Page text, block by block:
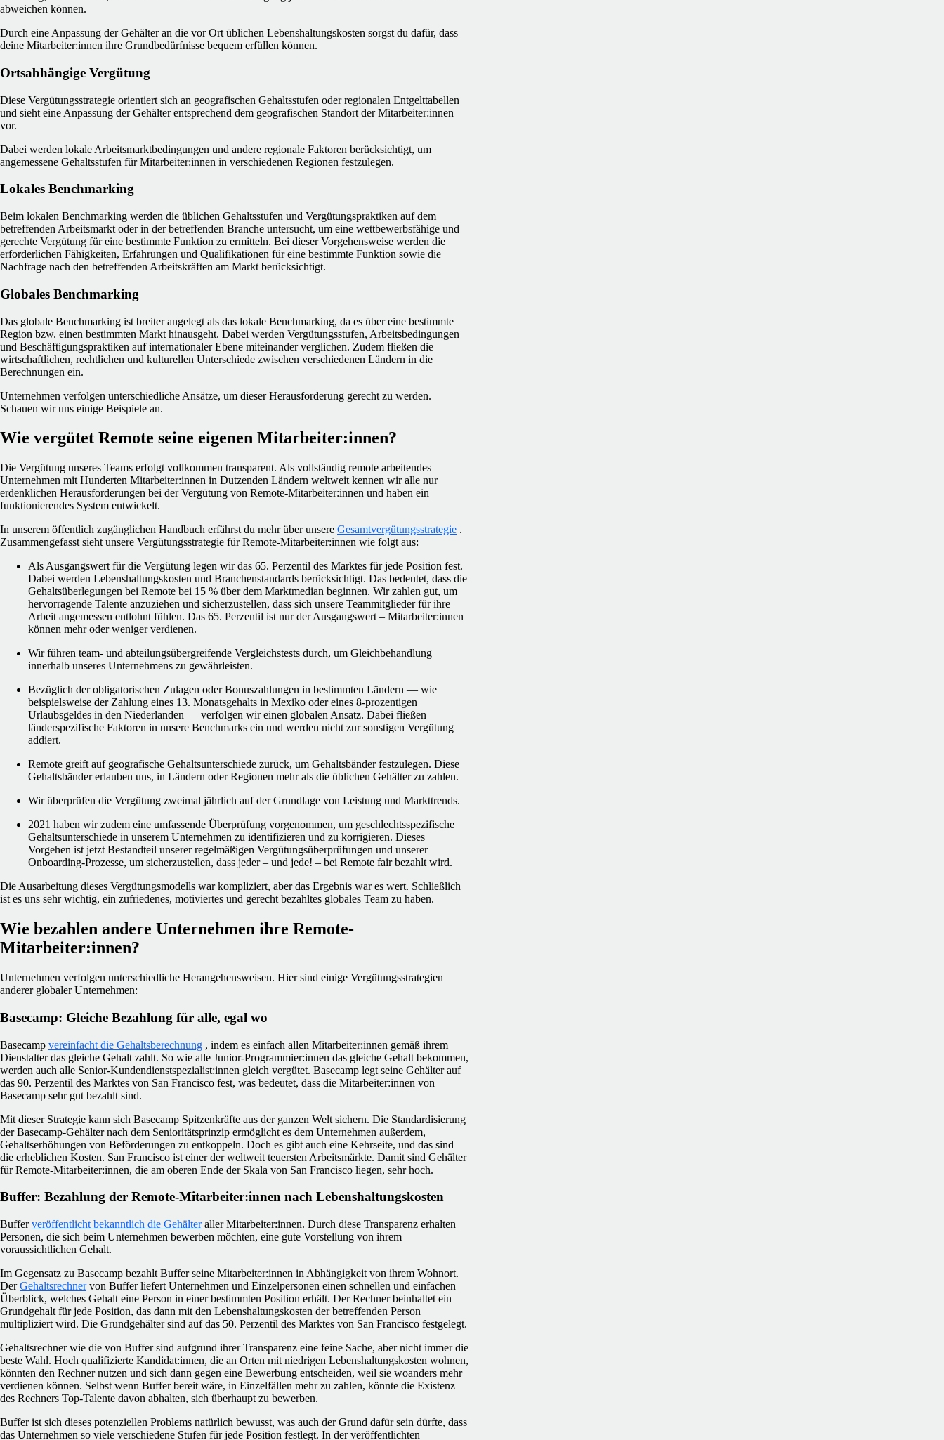
abweichen können.
Durch eine Anpassung der Gehälter an die vor Ort üblichen Lebenshaltungskosten sorgst du dafür, dass
deine Mitarbeiter:innen ihre Grundbedürfnisse bequem erfüllen können.
Ortsabhängige Vergütung
Diese Vergütungsstrategie orientiert sich an geografischen Gehaltsstufen oder regionalen Entgelttabellen
und sieht eine Anpassung der Gehälter entsprechend dem geografischen Standort der Mitarbeiter:innen
vor.
Dabei werden lokale Arbeitsmarktbedingungen und andere regionale Faktoren berücksichtigt, um
angemessene Gehaltsstufen für Mitarbeiter:innen in verschiedenen Regionen festzulegen.
Lokales Benchmarking
Beim lokalen Benchmarking werden die üblichen Gehaltsstufen und Vergütungspraktiken auf dem
betreffenden Arbeitsmarkt oder in der betreffenden Branche untersucht, um eine wettbewerbsfähige und
gerechte Vergütung für eine bestimmte Funktion zu ermitteln. Bei dieser Vorgehensweise werden die
erforderlichen Fähigkeiten, Erfahrungen und Qualifikationen für eine bestimmte Funktion sowie die
Nachfrage nach den betreffenden Arbeitskräften am Markt berücksichtigt.
Globales Benchmarking
Das globale Benchmarking ist breiter angelegt als das lokale Benchmarking, da es über eine bestimmte
Region bzw. einen bestimmten Markt hinausgeht. Dabei werden Vergütungsstufen, Arbeitsbedingungen
und Beschäftigungspraktiken auf internationaler Ebene miteinander verglichen. Zudem fließen die
wirtschaftlichen, rechtlichen und kulturellen Unterschiede zwischen verschiedenen Ländern in die
Berechnungen ein.
Unternehmen verfolgen unterschiedliche Ansätze, um dieser Herausforderung gerecht zu werden.
Schauen wir uns einige Beispiele an.
Wie vergütet Remote seine eigenen Mitarbeiter:innen?
Die Vergütung unseres Teams erfolgt vollkommen transparent. Als vollständig remote arbeitendes
Unternehmen mit Hunderten Mitarbeiter:innen in Dutzenden Ländern weltweit kennen wir alle nur
erdenklichen Herausforderungen bei der Vergütung von Remote-Mitarbeiter:innen und haben ein
funktionierendes System entwickelt.
In unserem öffentlich zugänglichen Handbuch erfährst du mehr über unsere Gesamtvergütungsstrategie .
Zusammengefasst sieht unsere Vergütungsstrategie für Remote-Mitarbeiter:innen wie folgt aus:
Als Ausgangswert für die Vergütung legen wir das 65. Perzentil des Marktes für jede Position fest.
Dabei werden Lebenshaltungskosten und Branchenstandards berücksichtigt. Das bedeutet, dass die
Gehaltsüberlegungen bei Remote bei 15 % über dem Marktmedian beginnen. Wir zahlen gut, um
hervorragende Talente anzuziehen und sicherzustellen, dass sich unsere Teammitglieder für ihre
Arbeit angemessen entlohnt fühlen. Das 65. Perzentil ist nur der Ausgangswert – Mitarbeiter:innen
können mehr oder weniger verdienen.
Wir führen team- und abteilungsübergreifende Vergleichstests durch, um Gleichbehandlung
innerhalb unseres Unternehmens zu gewährleisten.
Bezüglich der obligatorischen Zulagen oder Bonuszahlungen in bestimmten Ländern — wie
beispielsweise der Zahlung eines 13. Monatsgehalts in Mexiko oder eines 8-prozentigen
Urlaubsgeldes in den Niederlanden — verfolgen wir einen globalen Ansatz. Dabei fließen
länderspezifische Faktoren in unsere Benchmarks ein und werden nicht zur sonstigen Vergütung
addiert.
Remote greift auf geografische Gehaltsunterschiede zurück, um Gehaltsbänder festzulegen. Diese
Gehaltsbänder erlauben uns, in Ländern oder Regionen mehr als die üblichen Gehälter zu zahlen.
Wir überprüfen die Vergütung zweimal jährlich auf der Grundlage von Leistung und Markttrends.
2021 haben wir zudem eine umfassende Überprüfung vorgenommen, um geschlechtsspezifische
Gehaltsunterschiede in unserem Unternehmen zu identifizieren und zu korrigieren. Dieses
Vorgehen ist jetzt Bestandteil unserer regelmäßigen Vergütungsüberprüfungen und unserer
Onboarding-Prozesse, um sicherzustellen, dass jeder – und jede! – bei Remote fair bezahlt wird.
Die Ausarbeitung dieses Vergütungsmodells war kompliziert, aber das Ergebnis war es wert. Schließlich
ist es uns sehr wichtig, ein zufriedenes, motiviertes und gerecht bezahltes globales Team zu haben.
Wie bezahlen andere Unternehmen ihre Remote-
Mitarbeiter:innen?
Unternehmen verfolgen unterschiedliche Herangehensweisen. Hier sind einige Vergütungsstrategien
anderer globaler Unternehmen:
Basecamp: Gleiche Bezahlung für alle, egal wo
Basecamp vereinfacht die Gehaltsberechnung , indem es einfach allen Mitarbeiter:innen gemäß ihrem
Dienstalter das gleiche Gehalt zahlt. So wie alle Junior-Programmier:innen das gleiche Gehalt bekommen,
werden auch alle Senior-Kundendienstspezialist:innen gleich vergütet. Basecamp legt seine Gehälter auf
das 90. Perzentil des Marktes von San Francisco fest, was bedeutet, dass die Mitarbeiter:innen von
Basecamp sehr gut bezahlt sind.
Mit dieser Strategie kann sich Basecamp Spitzenkräfte aus der ganzen Welt sichern. Die Standardisierung
der Basecamp-Gehälter nach dem Senioritätsprinzip ermöglicht es dem Unternehmen außerdem,
Gehaltserhöhungen von Beförderungen zu entkoppeln. Doch es gibt auch eine Kehrseite, und das sind
die erheblichen Kosten. San Francisco ist einer der weltweit teuersten Arbeitsmärkte. Damit sind Gehälter
für Remote-Mitarbeiter:innen, die am oberen Ende der Skala von San Francisco liegen, sehr hoch.
Buffer: Bezahlung der Remote-Mitarbeiter:innen nach Lebenshaltungskosten
Bufferveröffentlicht bekanntlich die Gehälteraller Mitarbeiter:innen. Durch diese Transparenz erhalten
Personen, die sich beim Unternehmen bewerben möchten, eine gute Vorstellung von ihrem
voraussichtlichen Gehalt.
Im Gegensatz zu Basecamp bezahlt Buffer seine Mitarbeiter:innen in Abhängigkeit von ihrem Wohnort.
DerGehaltsrechnervon Buffer liefert Unternehmen und Einzelpersonen einen schnellen und einfachen
Überblick, welches Gehalt eine Person in einer bestimmten Position erhält. Der Rechner beinhaltet ein
Grundgehalt für jede Position, das dann mit den Lebenshaltungskosten der betreffenden Person
multipliziert wird. Die Grundgehälter sind auf das 50. Perzentil des Marktes von San Francisco festgelegt.
Gehaltsrechner wie die von Buffer sind aufgrund ihrer Transparenz eine feine Sache, aber nicht immer die
beste Wahl. Hoch qualifizierte Kandidat:innen, die an Orten mit niedrigen Lebenshaltungskosten wohnen,
könnten den Rechner nutzen und sich dann gegen eine Bewerbung entscheiden, weil sie woanders mehr
verdienen können. Selbst wenn Buffer bereit wäre, in Einzelfällen mehr zu zahlen, könnte die Existenz
des Rechners Top-Talente davon abhalten, sich überhaupt zu bewerben.
Buffer ist sich dieses potenziellen Problems natürlich bewusst, was auch der Grund dafür sein dürfte, dass
das Unternehmen so viele verschiedene Stufen für jede Position festlegt. In der veröffentlichten